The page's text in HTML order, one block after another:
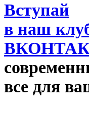
Вступай
в наш
все для